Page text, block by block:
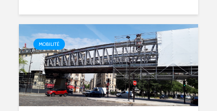
MOBILITÉ